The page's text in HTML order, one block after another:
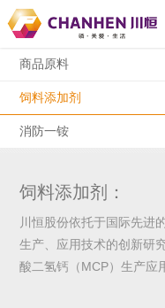
商品原料
饲料添加剂
消防一铵
饲料添加剂：
川恒股份依托于国际先进
生产、应用技术的创新研
酸二氢钙（MCP）生产应